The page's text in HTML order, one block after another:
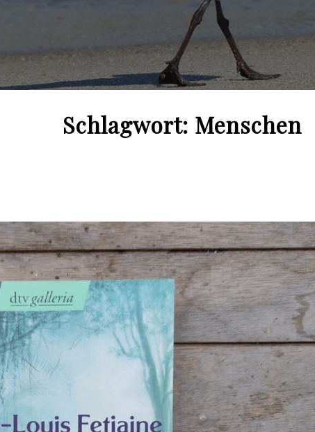
Schlagwort: Menschen